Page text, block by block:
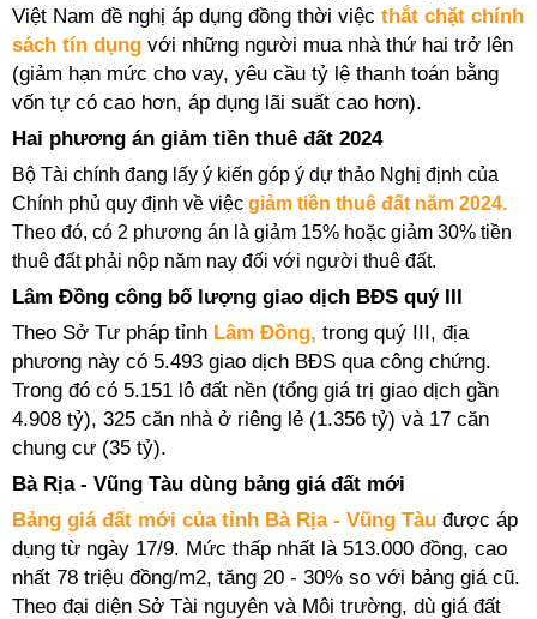
Việt Nam đề nghị áp dụng đồng thời việc thắt chặt chính
sách tín dụng với những người mua nhà thứ hai trở lên
(giảm hạn mức cho vay, yêu cầu tỷ lệ thanh toán bằng
vốn tự có cao hơn, áp dụng lãi suất cao hơn).
Hai phương án giảm tiền thuê đất 2024
Bộ Tài chính đang lấy ý kiến góp ý dự thảo Nghị định của
Chính phủ quy định về việc giảm tiền thuê đất năm 2024.
Theo đó, có 2 phương án là giảm 15% hoặc giảm 30% tiền
thuê đất phải nộp năm nay đối với người thuê đất.
Lâm Đồng công bố lượng giao dịch BĐS quý III
Theo Sở Tư pháp tỉnh Lâm Đồng, trong quý III, địa
phương này có 5.493 giao dịch BĐS qua công chứng.
Trong đó có 5.151 lô đất nền (tổng giá trị giao dịch gần
4.908 tỷ), 325 căn nhà ở riêng lẻ (1.356 tỷ) và 17 căn
chung cư (35 tỷ).
Bà Rịa - Vũng Tàu dùng bảng giá đất mới
Bảng giá đất mới của tỉnh Bà Rịa - Vũng Tàu được áp
dụng từ ngày 17/9. Mức thấp nhất là 513.000 đồng, cao
nhất 78 triệu đồng/m2, tăng 20 - 30% so với bảng giá cũ.
Theo đại diện Sở Tài nguyên và Môi trường, dù giá đất